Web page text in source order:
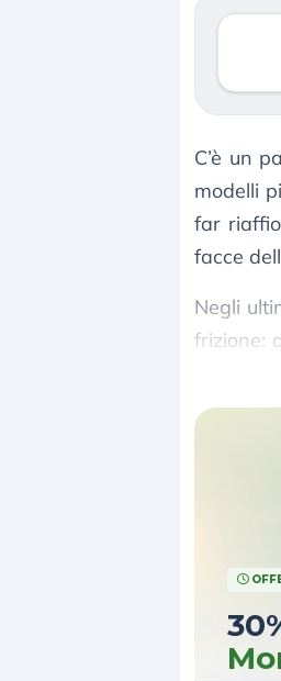
C’è un
modelli
far
facce
Negli
frizione: